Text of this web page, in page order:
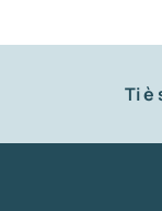
Ti è